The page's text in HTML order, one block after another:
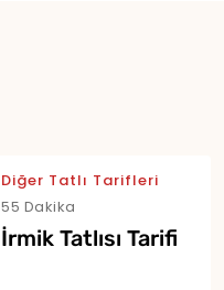
Diğer Tatlı Tarifleri
55 Dakika
İrmik Tatlısı Tarifi